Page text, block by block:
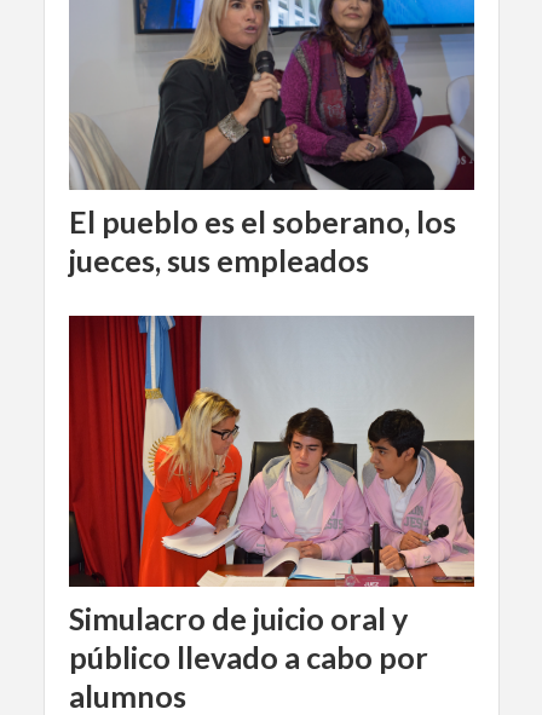
El pueblo es el soberano, los
jueces, sus empleados
Simulacro de juicio oral y
público llevado a cabo por
alumnos